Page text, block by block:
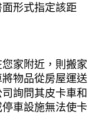
形式指定該距
家附近，則搬家
物品從房屋運送
詢問其皮卡車和
車設施無法使卡